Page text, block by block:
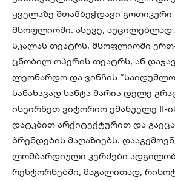
ყველაზე შთამბეჭდავი გოთიკური
მსოფლიოში. ასევე, აუცილებლად
სკალას თეატრს, მსოფლიოში
ცნობილ ოპერის თეატრს, ან
ლეონარდო და ვინჩის
სანახავად სანტა მარია დელე
ისეირნეთ ვიტორიო ემანუელე II-
დატკბით არქიტექტურით და
ბრენდების მაღაზიებს.
ლომბარდიული კერძები
რესტორნებში, მაგალითად,